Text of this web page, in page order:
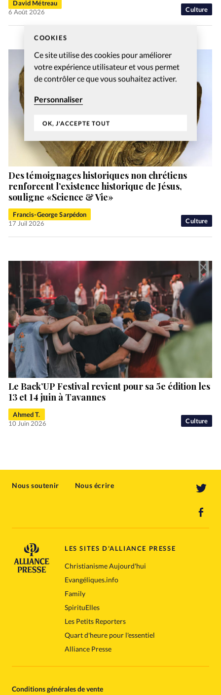
COOKIES
Ce site utilise des cookies pour améliorer
votre expérience utilisateur et vous permet
de contrôler ce que vous souhaitez activer.
Personnaliser
OK, J'ACCEPTE TOUT
Culture
David Métreau
6 Août 2026
Culture
Des témoignages historiques non chrétiens
renforcent l’existence historique de Jésus,
souligne «Science & Vie»
Francis-George Sarpédon
17 Juil 2026
Culture
Le Back’UP Festival revient pour sa 5e édition les
13 et 14 juin à Tavannes
Ahmed T.
10 Juin 2026
Nous soutenir Nous écrire
LES SITES D'ALLIANCE PRESSE
Christianisme Aujourd'hui
Evangéliques.info
Family
SpirituElles
Les Petits Reporters
Quart d'heure pour l'essentiel
Alliance Presse
Conditions générales de vente